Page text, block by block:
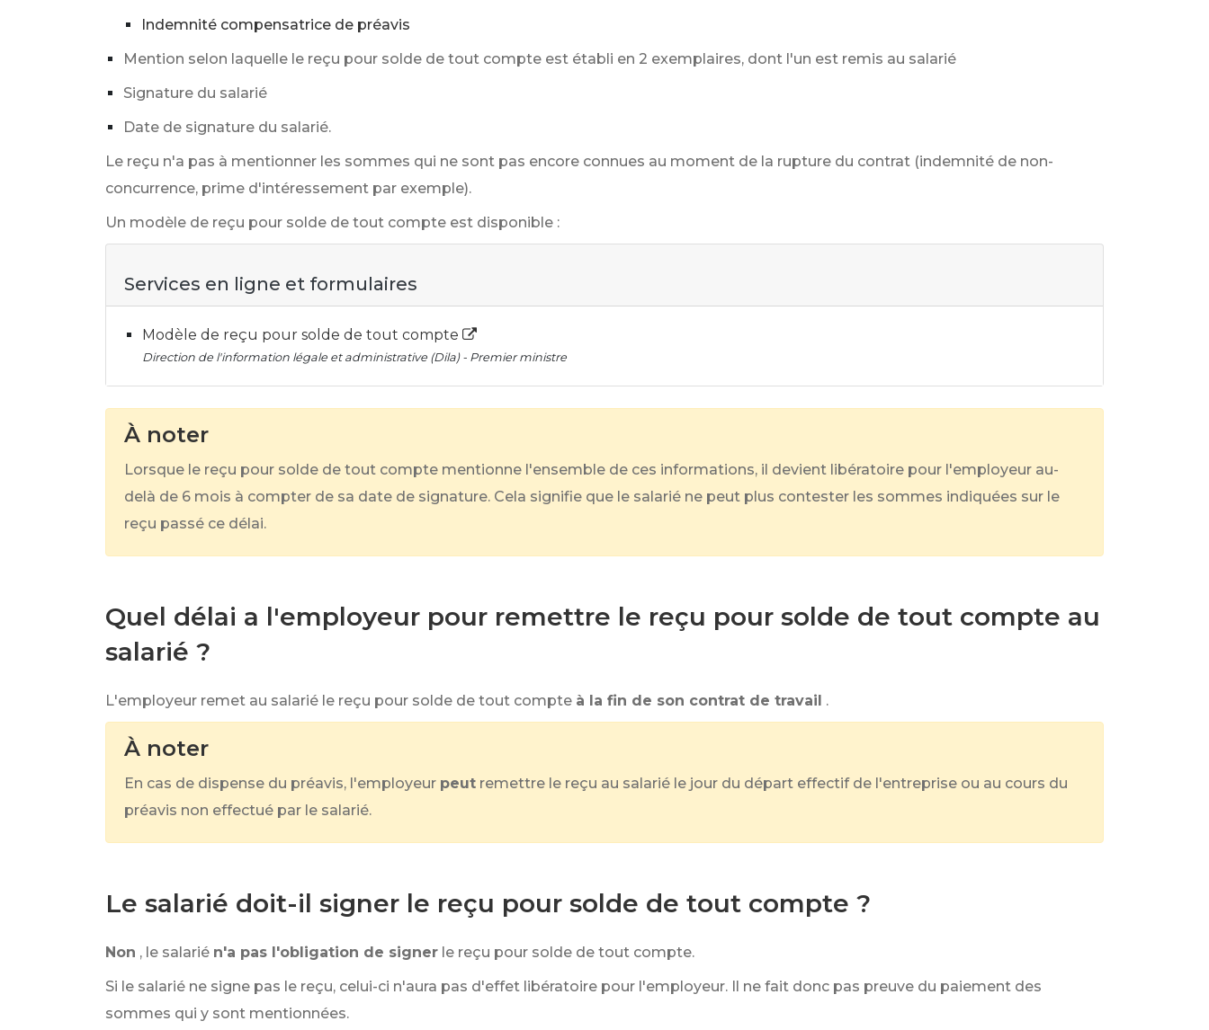
Indemnité compensatrice de préavis
Mention selon laquelle le reçu pour solde de tout compte est établi en 2 exemplaires, dont l'un est remis au salarié
Signature du salarié
Date de signature du salarié.
Le reçu n'a pas à mentionner les sommes qui ne sont pas encore connues au moment de la rupture du contrat (indemnité de non-
concurrence, prime d'intéressement par exemple).
Un modèle de reçu pour solde de tout compte est disponible :
Services en ligne et formulaires
Modèle de reçu pour solde de tout compte
Direction de l'information légale et administrative (Dila) - Premier ministre
À noter
Lorsque le reçu pour solde de tout compte mentionne l'ensemble de ces informations, il devient libératoire pour l'employeur au-
delà de 6 mois à compter de sa date de signature. Cela signifie que le salarié ne peut plus contester les sommes indiquées sur le
reçu passé ce délai.
Quel délai a l'employeur pour remettre le reçu pour solde de tout compte au
salarié ?
L'employeur remet au salarié le reçu pour solde de tout compte à la fin de son contrat de travail .
À noter
En cas de dispense du préavis, l'employeur peut remettre le reçu au salarié le jour du départ effectif de l'entreprise ou au cours du
préavis non effectué par le salarié.
Le salarié doit-il signer le reçu pour solde de tout compte ?
Non , le salarié n'a pas l'obligation de signer le reçu pour solde de tout compte.
Si le salarié ne signe pas le reçu, celui-ci n'aura pas d'effet libératoire pour l'employeur. Il ne fait donc pas preuve du paiement des
sommes qui y sont mentionnées.